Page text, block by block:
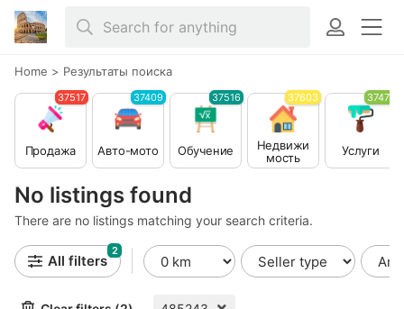
Home > Результаты поиска
No listings found
There are no listings matching your search criteria.
Продажа
37517
Авто-мото
37409
Обучение
37516
Недвижи
мость
37603
Услуги
37479
All filters
2